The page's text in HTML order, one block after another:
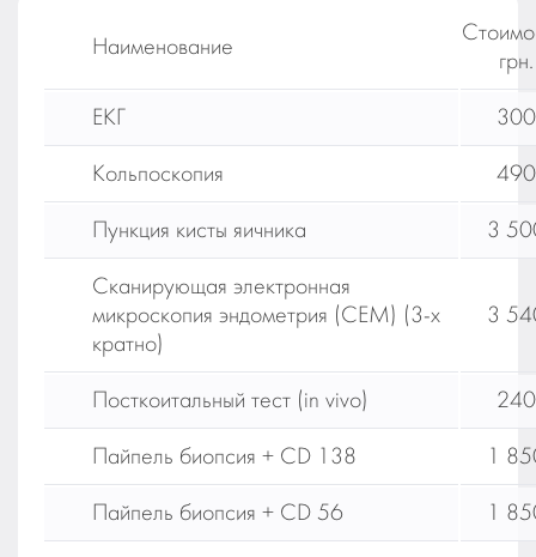
Наименование
грн.
ЕКГ 300
Кольпоскопия 490
Пункция кисты яичника 3
Сканирующая электронная
микроскопия эндометрия (СЕМ) (3-х
кратно)
3
Посткоитальный тест (in vivo) 240
Пайпель биопсия + CD 138 1
Пайпель биопсия + CD 56 1